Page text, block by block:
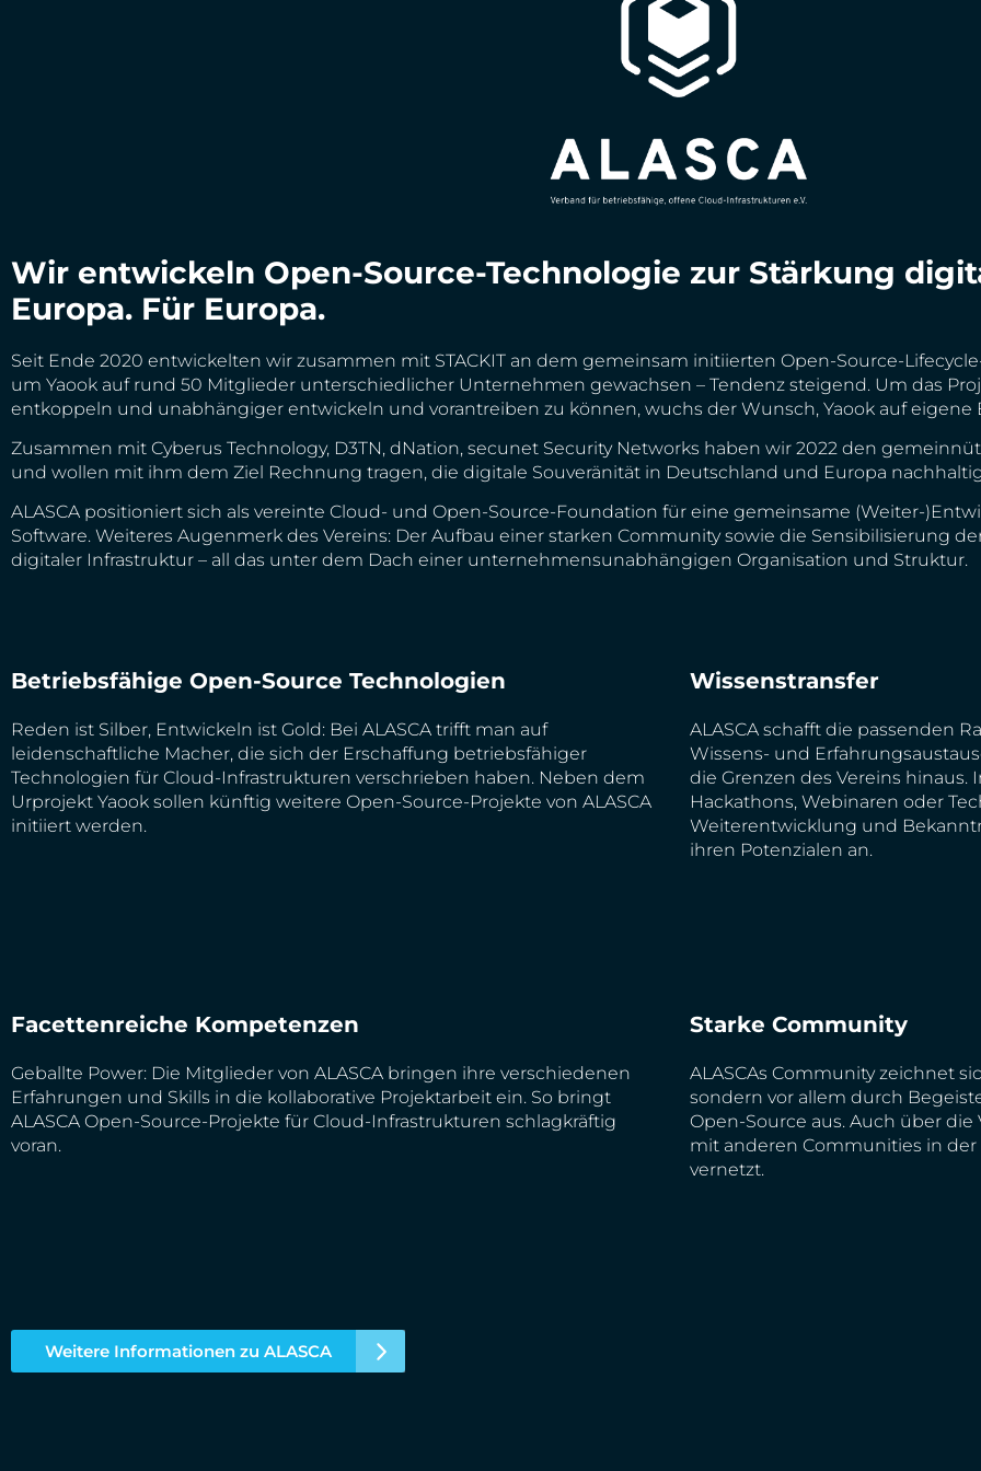
Wir entwickeln Open-Source-Technologie zur Stärkung
Europa. Für Europa.
Seit Ende 2020 entwickelten wir zusammen mit STACKIT an dem gemeinsam initiierten Open-Source-
um Yaook auf rund 50 Mitglieder unterschiedlicher Unternehmen gewachsen – Tendenz steigend. Um das
entkoppeln und unabhängiger entwickeln und vorantreiben zu können, wuchs der Wunsch, Yaook auf eigene
Zusammen mit Cyberus Technology, D3TN, dNation, secunet Security Networks haben wir 2022 den
und wollen mit ihm dem Ziel Rechnung tragen, die digitale Souveränität in Deutschland und Europa
ALASCA positioniert sich als vereinte Cloud- und Open-Source-Foundation für eine gemeinsame (Weiter-
Software. Weiteres Augenmerk des Vereins: Der Aufbau einer starken Community sowie die Sensibilisierung
digitaler Infrastruktur – all das unter dem Dach einer unternehmensunabhängigen Organisation und Struktur.
Betriebsfähige Open-Source Technologien
Reden ist Silber, Entwickeln ist Gold: Bei ALASCA trifft man auf
leidenschaftliche Macher, die sich der Erschaffung betriebsfähiger
Technologien für Cloud-Infrastrukturen verschrieben haben. Neben dem
Urprojekt Yaook sollen künftig weitere Open-Source-Projekte von ALASCA
initiiert werden.
Wissenstransfer
ALASCA schafft die passenden
Wissens- und
die Grenzen des Vereins hinaus.
Hackathons, Webinaren oder
Weiterentwicklung und
ihren Potenzialen an.
Facettenreiche Kompetenzen
Geballte Power: Die Mitglieder von ALASCA bringen ihre verschiedenen
Erfahrungen und Skills in die kollaborative Projektarbeit ein. So bringt
ALASCA Open-Source-Projekte für Cloud-Infrastrukturen schlagkräftig
voran.
Starke Community
ALASCAs Community zeichnet
sondern vor allem durch
Open-Source aus. Auch über die
mit anderen Communities in
vernetzt.
Weitere Informationen zu ALASCA